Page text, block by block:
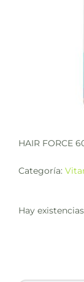
HAIR FORCE
Categoría:
Hay existencias